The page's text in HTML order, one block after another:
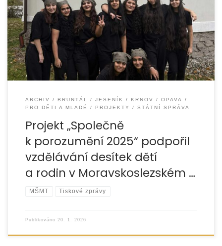
Organizace EUROTOPIA.CZ, o.p.s. v průběhu roku 2025
realizovala projekt „Společně k porozumění 2025“, jehož
cílem bylo podpořit vzdělávání dětí ze sociálně
znevýhodněného
ARCHIV BRUNTÁL JESENÍK KRNOV
OPAVA
PRO DĚTI A MLADÉ
PROJEKTY STÁTNÍ SPRÁVA
Projekt „Společně
k porozumění 2025“ podpořil
vzdělávání desítek dětí
a rodin v Moravskoslezském …
MŠMT Tiskové zprávy
Publikováno 20. 1. 2026